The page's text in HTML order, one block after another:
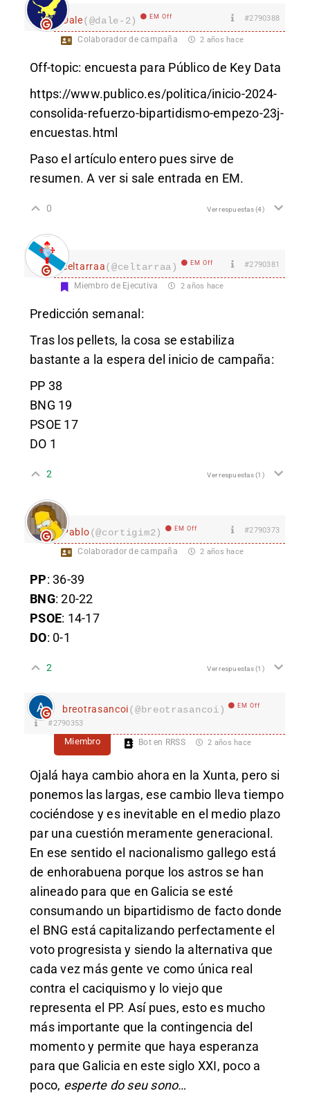
Dale(@dale-2) EM Off #2790388
Colaborador de campaña 2 años hace
Off-topic: encuesta para Público de Key Data
https://www.publico.es/politica/inicio-2024-
consolida-refuerzo-bipartidismo-empezo-23j-
encuestas.html
Paso el artículo entero pues sirve de
resumen. A ver si sale entrada en EM.
0 Ver respuestas(4)
celtarraa(@celtarraa) EM Off #2790381
Miembro de Ejecutiva 2 años hace
Predicción semanal:
Tras los pellets, la cosa se estabiliza
bastante a la espera del inicio de campaña:
PP 38
BNG 19
PSOE 17
DO 1
2 Ver respuestas(1)
Pablo(@cortigim2) EM Off #2790373
Colaborador de campaña 2 años hace
PP: 36-39
BNG: 20-22
PSOE: 14-17
DO: 0-1
2 Ver respuestas(1)
breotrasancoi(@breotrasancoi) EM Off
#2790353
Miembro Bot en RRSS 2 años hace
Ojalá haya cambio ahora en la Xunta, pero si
ponemos las largas, ese cambio lleva tiempo
cociéndose y es inevitable en el medio plazo
par una cuestión meramente generacional.
En ese sentido el nacionalismo gallego está
de enhorabuena porque los astros se han
alineado para que en Galicia se esté
consumando un bipartidismo de facto donde
el BNG está capitalizando perfectamente el
voto progresista y siendo la alternativa que
cada vez más gente ve como única real
contra el caciquismo y lo viejo que
representa el PP. Así pues, esto es mucho
más importante que la contingencia del
momento y permite que haya esperanza
para que Galicia en este siglo XXI, poco a
poco, esperte do seu sono…